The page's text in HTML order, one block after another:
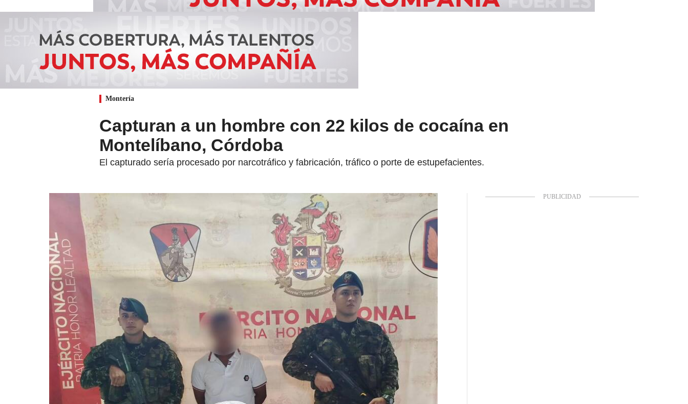
Montería
Capturan a un hombre con 22 kilos de cocaína en
Montelíbano, Córdoba
El capturado sería procesado por narcotráfico y fabricación, tráfico o porte de estupefacientes.